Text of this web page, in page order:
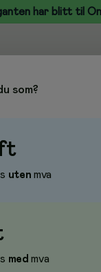
har blitt til
som?
uten mva
med mva